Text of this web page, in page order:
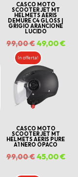
prezzo
45,00 €.
CASCO MOTO
SCOOTER JET MT
HELMETS AERIS
DEMURE C4 GLOSS |
GRIGIO ARANCIONE
LUCIDO
99,00€Il
prezzo
originale
era:
99,00 €.
49,00€Il
prezzo
In offerta!
CASCO MOTO
SCOOTER JET MT
HELMETS AERIS PURE
A1 NERO OPACO
99,00€Il
45,00€Il